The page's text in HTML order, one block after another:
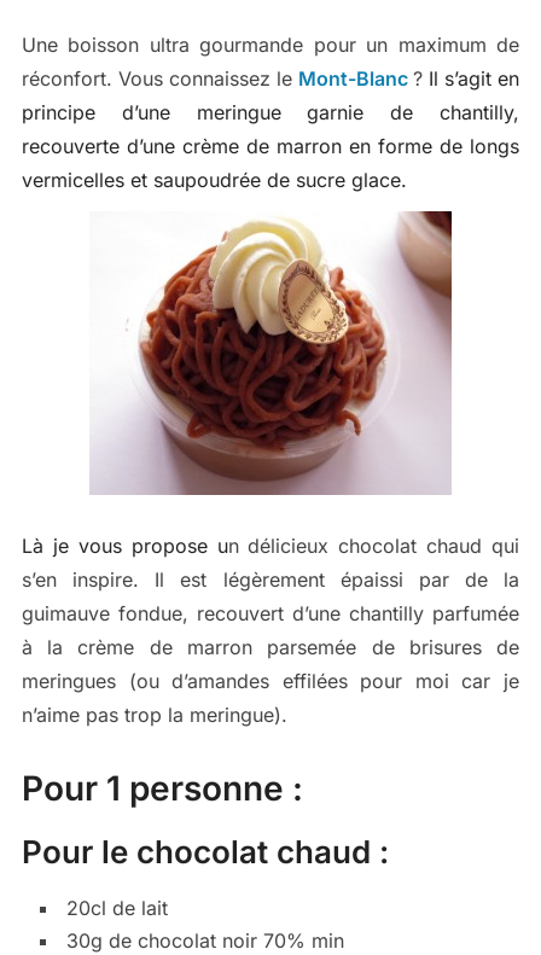
Une boisson ultra gourmande pour un maximum de
réconfort. Vous connaissez le Mont-Blanc ? Il s’agit en
principe d’une meringue garnie de chantilly,
recouverte d’une crème de marron en forme de longs
vermicelles et saupoudrée de sucre glace.
Là je vous propose un délicieux chocolat chaud qui
s’en inspire. Il est légèrement épaissi par de la
guimauve fondue, recouvert d’une chantilly parfumée
à la crème de marron parsemée de brisures de
meringues (ou d’amandes effilées pour moi car je
n’aime pas trop la meringue).
Pour 1 personne :
Pour le chocolat chaud :
20cl de lait
30g de chocolat noir 70% min